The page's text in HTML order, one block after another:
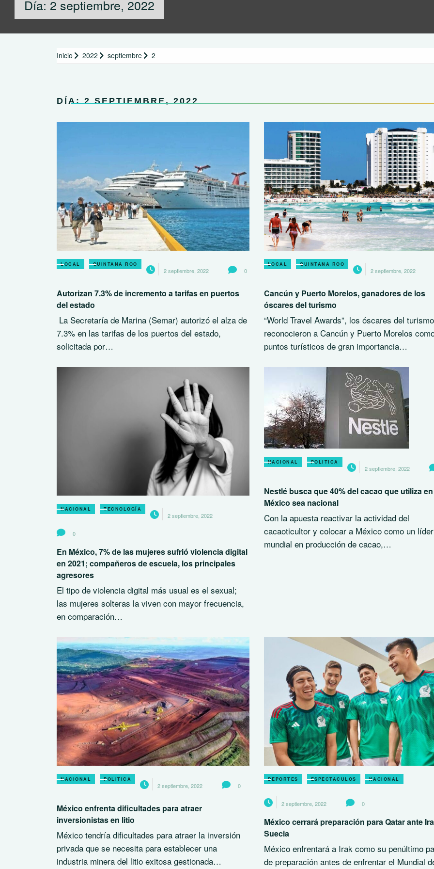
Día: 2 septiembre, 2022
Inicio 2022 septiembre 2
DÍA:2 SEPTIEMBRE, 2022
LOCAL QUINTANA ROO
2 septiembre, 2022 0
Autorizan 7.3% de incremento a tarifas en puertos
del estado
La Secretaría de Marina (Semar) autorizó el alza de
7.3% en las tarifas de los puertos del estado,
solicitada por…
LOCAL QUINTANA ROO
2 septiembre, 2022
Cancún y Puerto Morelos, ganadores de los
óscares del turismo
“World Travel Awards”, los óscares del
reconocieron a Cancún y Puerto Morelos
puntos turísticos de gran importancia…
NACIONAL TECNOLOGÍA
2 septiembre, 2022
0
En México, 7% de las mujeres sufrió violencia digital
en 2021; compañeros de escuela, los principales
agresores
El tipo de violencia digital más usual es el sexual;
las mujeres solteras la viven con mayor frecuencia,
en comparación…
NACIONAL POLITICA
2 septiembre, 2022
Nestlé busca que 40% del cacao que utiliza en
México sea nacional
Con la apuesta reactivar la actividad del
cacaoticultor y colocar a México como un líder
mundial en producción de cacao,…
NACIONAL POLITICA
2 septiembre, 2022 0
México enfrenta dificultades para atraer
inversionistas en litio
México tendría dificultades para atraer la inversión
privada que se necesita para establecer una
industria minera del litio exitosa gestionada…
DEPORTES ESPECTACULOS NACIONAL
2 septiembre, 2022 0
México cerrará preparación para Qatar ante
Suecia
México enfrentará a Irak como su penúltimo
de preparación antes de enfrentar el Mundial